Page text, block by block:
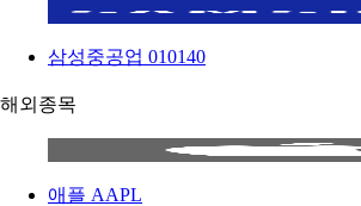
삼성중공업 010140
해외종목
애플 AAPL